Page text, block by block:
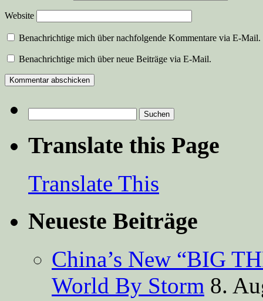
Website
Benachrichtige mich über nachfolgende Kommentare via E-Mail.
Benachrichtige mich über neue Beiträge via E-Mail.
nach:
Translate this Page
Translate This
Neueste Beiträge
China’s New “BIG
World By Storm 8.